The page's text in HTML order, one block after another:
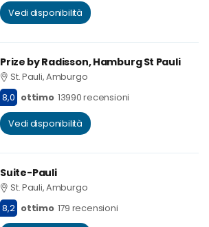
Vedi disponibilità
Prize by Radisson, Hamburg St Pauli
St. Pauli, Amburgo
8,0 ottimo 13990 recensioni
Vedi disponibilità
Suite-Pauli
St. Pauli, Amburgo
8,2 ottimo 179 recensioni